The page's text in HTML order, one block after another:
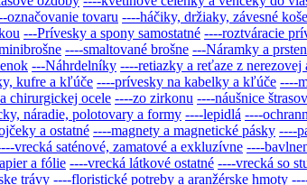
označovanie tovaru ----háčiky, držiaky, závesné
---Prívesky a spony samostatné ----roztváracie
----smaltované brošne ---Náramky a
---Náhrdelníky ----retiazky a reťaze z nerezovej
kufre a kľúče ----prívesky na kabelky a kľúče ----
chirurgickej ocele ----zo zirkonu ----náušnice
náradie, polotovary a formy ----lepidlá ----
a ostatné ----magnety a magnetické pásky ----
vrecká saténové, zamatové a exkluzívne ----
a fólie ----vrecká látkové ostatné ----vrecká so
trávy ----floristické potreby a aranžérske hmoty